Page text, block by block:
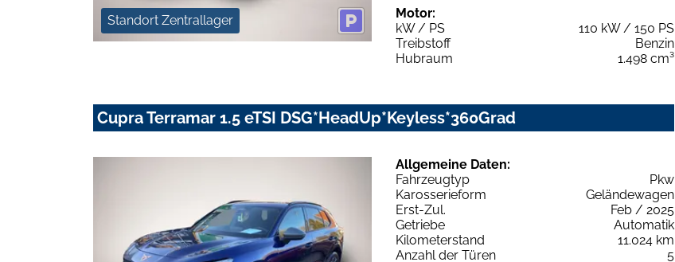
Standort Zentrallager
Motor:
kW / PS
110 kW / 150 PS
Treibstoff
Benzin
Hubraum
1.498 cm³
Cupra Terramar 1.5 eTSI DSG*HeadUp*Keyless*360Grad
Allgemeine Daten:
Fahrzeugtyp
Pkw
Karosserieform
Geländewagen
Erst-Zul.
Feb / 2025
Getriebe
Automatik
Kilometerstand
11.024 km
Anzahl der Türen
5